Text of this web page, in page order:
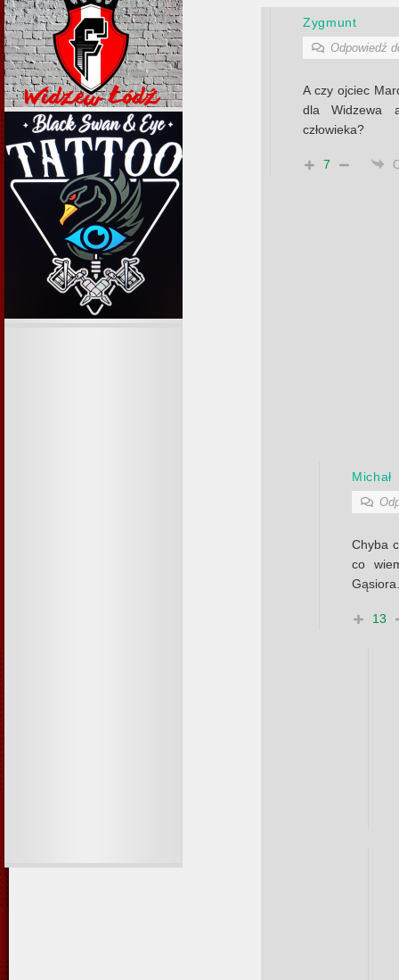
Zygmunt
Odpowiedź
A czy ojciec
dla Widzewa
człowieka?
7
Michał
Chyba
co
13